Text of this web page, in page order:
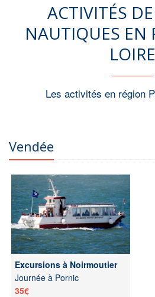
ACTIVITÉS
NAUTIQUES EN
LOIRE
Les activités en région
Vendée
Excursions à Noirmoutier
Journée à Pornic
35€